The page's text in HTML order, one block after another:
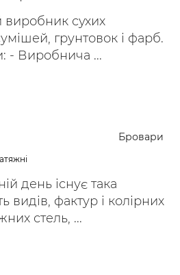
виробник сухих
грунтовок і фарб.
- Виробнича ...
Бровари
день існує така
видів, фактур і колірних
стель, ...